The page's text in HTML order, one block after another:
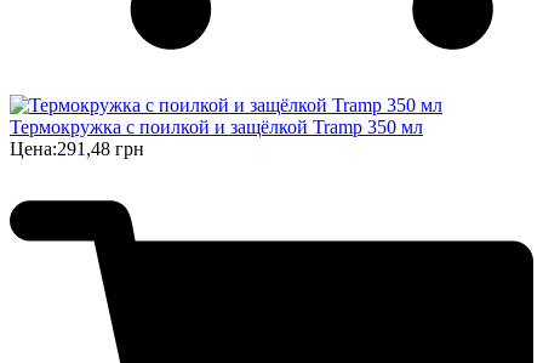
Термокружка с поилкой и защёлкой Tramp 350 мл
Цена:291,48 грн